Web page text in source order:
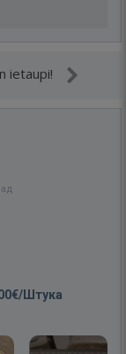
ietaupi!
Штука